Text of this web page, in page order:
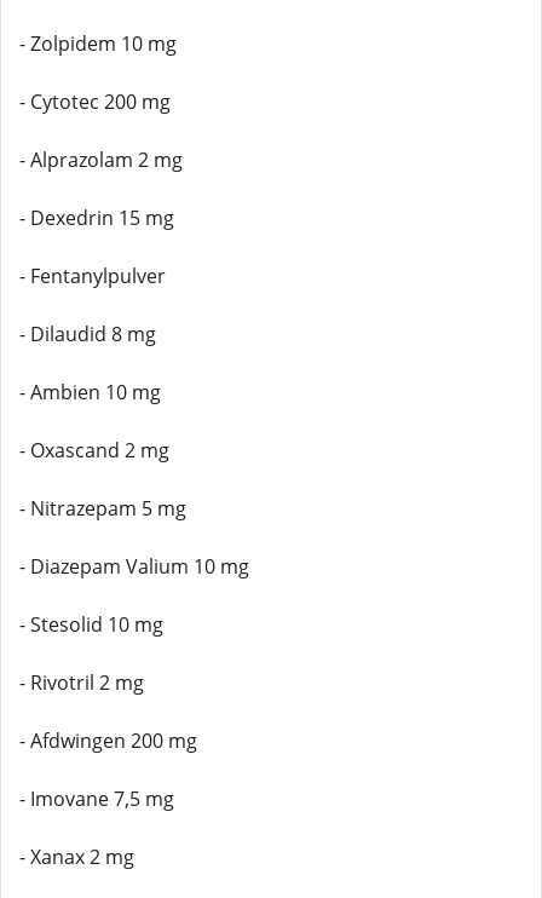
- Zolpidem 10 mg
- Cytotec 200 mg
- Alprazolam 2 mg
- Dexedrin 15 mg
- Fentanylpulver
- Dilaudid 8 mg
- Ambien 10 mg
- Oxascand 2 mg
- Nitrazepam 5 mg
- Diazepam Valium 10 mg
- Stesolid 10 mg
- Rivotril 2 mg
- Afdwingen 200 mg
- Imovane 7,5 mg
- Xanax 2 mg